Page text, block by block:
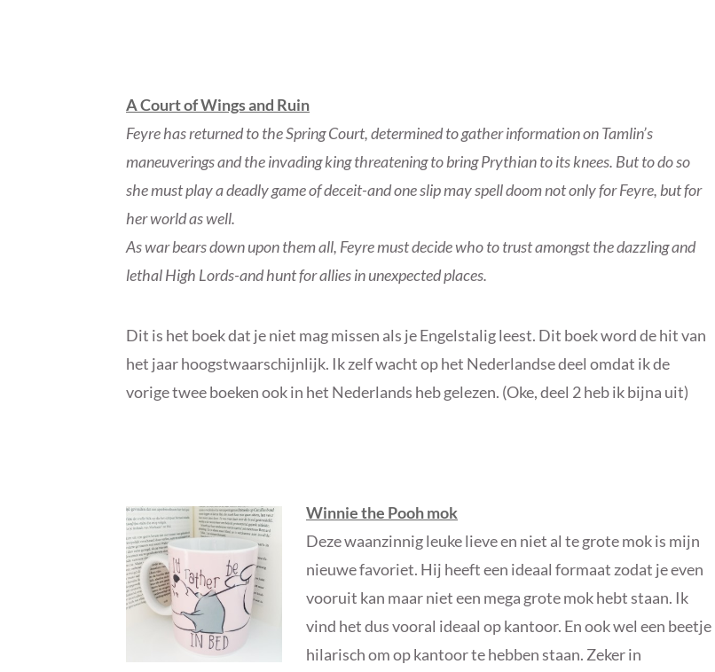
A Court of Wings and Ruin
Feyre has returned to the Spring Court, determined to gather information on Tamlin’s
maneuverings and the invading king threatening to bring Prythian to its knees. But to do so
she must play a deadly game of deceit-and one slip may spell doom not only for Feyre, but for
her world as well.
As war bears down upon them all, Feyre must decide who to trust amongst the dazzling and
lethal High Lords-and hunt for allies in unexpected places.
Dit is het boek dat je niet mag missen als je Engelstalig leest. Dit boek word de hit van
het jaar hoogstwaarschijnlijk. Ik zelf wacht op het Nederlandse deel omdat ik de
vorige twee boeken ook in het Nederlands heb gelezen. (Oke, deel 2 heb ik bijna uit)
Winnie the Pooh mok
Deze waanzinnig leuke lieve en niet al te grote mok is mijn
nieuwe favoriet. Hij heeft een ideaal formaat zodat je even
vooruit kan maar niet een mega grote mok hebt staan. Ik
vind het dus vooral ideaal op kantoor. En ook wel een beetje
hilarisch om op kantoor te hebben staan. Zeker in